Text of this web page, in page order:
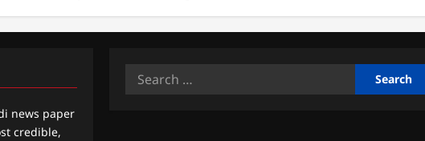
news paper
credible,
Search